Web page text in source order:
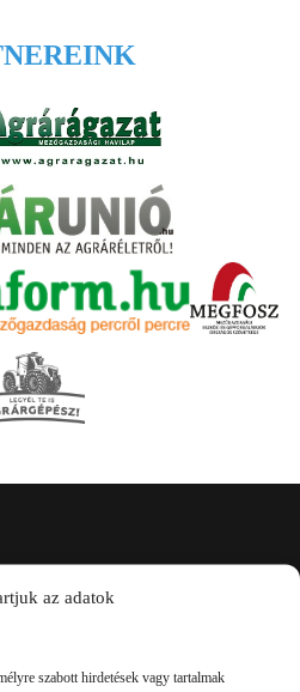
az adatok
szabott hirdetések vagy tartalmak